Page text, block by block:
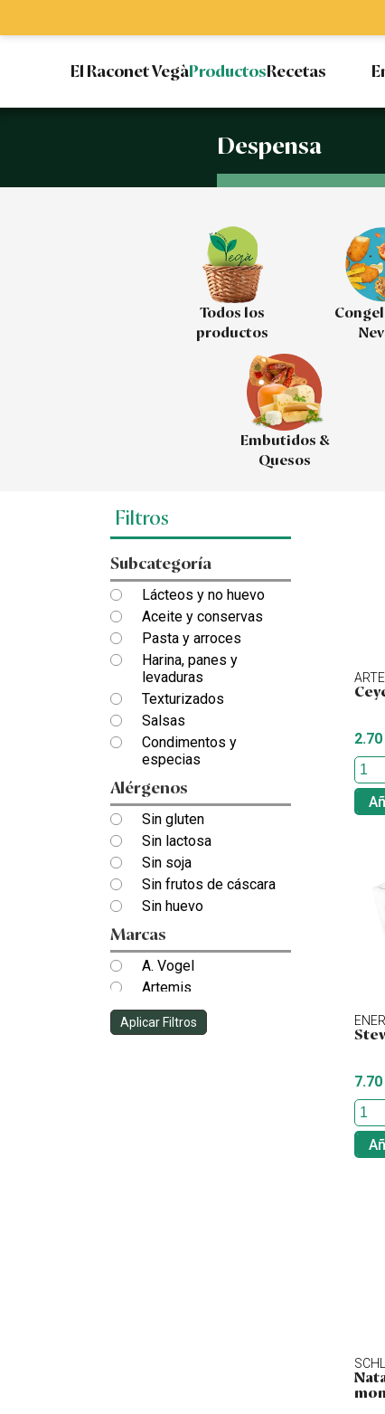
El Raconet VegàProductosRecetas
Despensa
Todos los
productos
Embutidos &
Quesos
Filtros
Subcategoría
Lácteos y no huevo
Aceite y conservas
Pasta y arroces
Harina, panes y
levaduras
Texturizados
Salsas
Condimentos y
especias
Alérgenos
Sin gluten
Sin lactosa
Sin soja
Sin frutos de cáscara
Sin huevo
Marcas
A. Vogel
Artemis
Casa Amella
Clearspring
Aplicar Filtros